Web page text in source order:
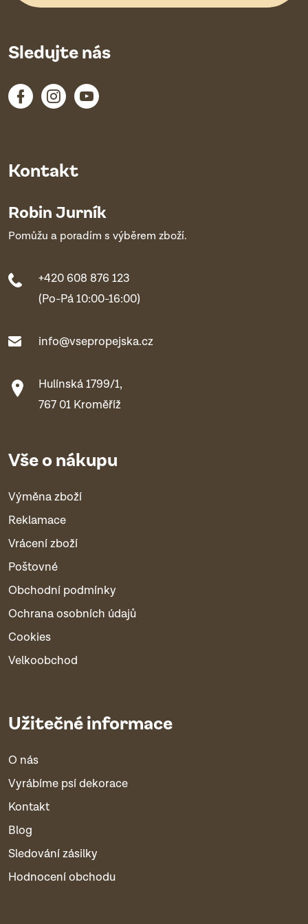
Kontakt
Robin Jurník
Pomůžu a poradím s výběrem zboží.
+420 608 876 123
(Po-Pá 10:00-16:00)
info@vsepropejska.cz
Hulínská 1799/1,
767 01 Kroměříž
Vše o nákupu
Výměna zboží
Reklamace
Vrácení zboží
Poštovné
Obchodní podmínky
Ochrana osobních údajů
Cookies
Velkoobchod
Užitečné informace
O nás
Vyrábíme psí dekorace
Kontakt
Blog
Sledování zásilky
Hodnocení obchodu
Sledujte nás